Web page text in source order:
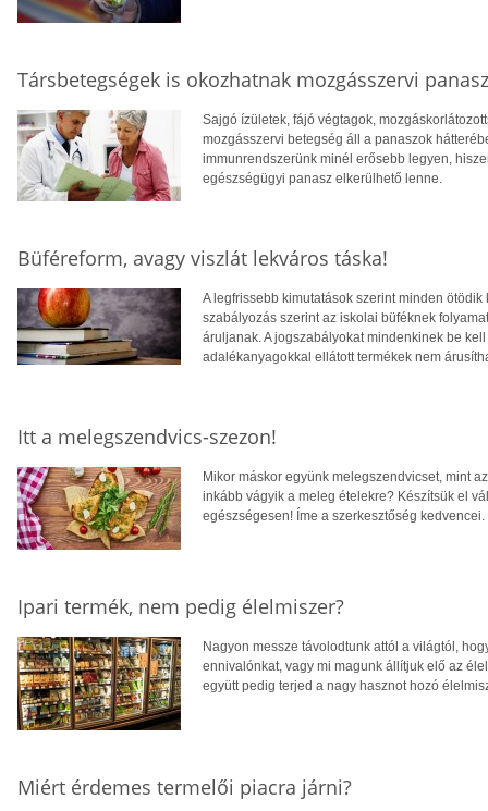
Társbetegségek is okozhatnak mozgásszervi
Sajgó ízületek, fájó végtagok,
mozgásszervi betegség áll a panaszok
immunrendszerünk minél erősebb legyen,
egészségügyi panasz elkerülhető lenne.
Büféreform, avagy viszlát lekváros táska!
A legfrissebb kimutatások szerint minden
szabályozás szerint az iskolai büféknek
áruljanak. A jogszabályokat mindenkinek be
adalékanyagokkal ellátott termékek nem
Itt a melegszendvics-szezon!
Mikor máskor együnk melegszendvicset, mint
inkább vágyik a meleg ételekre? Készítsük el
egészségesen! Íme a szerkesztőség kedvencei.
Ipari termék, nem pedig élelmiszer?
Nagyon messze távolodtunk attól a világtól,
ennivalónkat, vagy mi magunk állítjuk elő az
együtt pedig terjed a nagy hasznot hozó
Miért érdemes termelői piacra járni?